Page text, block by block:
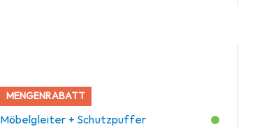
MENGENRABATT
Möbelgleiter + Schutzpuffer